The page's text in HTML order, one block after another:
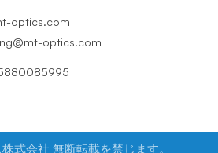
optics.com
optics.com
式会社 無断転載を禁じます。